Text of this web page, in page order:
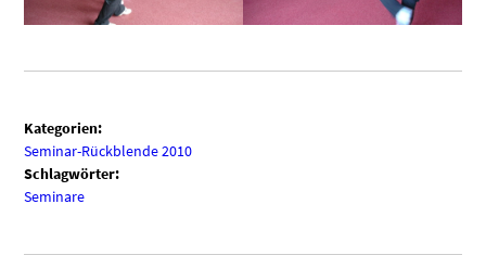
Kategorien:
Seminar-Rückblende 2010
Schlagwörter:
Seminare